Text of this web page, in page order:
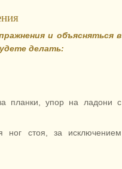
и объясняться в
делать:
планки, упор на ладони с
стоя, за исключением